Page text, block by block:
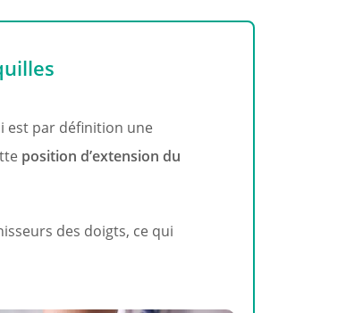
est par définition une
position d’extension du
des doigts, ce qui